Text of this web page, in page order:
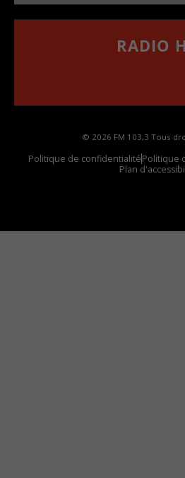
RADIO
© 2026 FM 103,3 Tous
Politique de confidentialitéPolitique
Plan